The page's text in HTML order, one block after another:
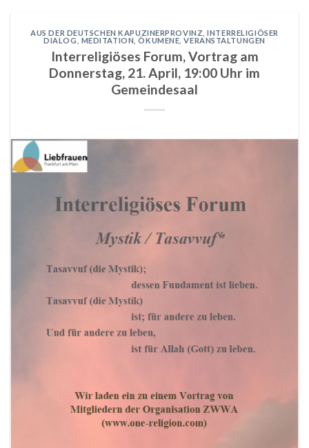
AUS DER DEUTSCHEN KAPUZINERPROVINZ ,INTERRELIGIÖSER
DIALOG
MEDITATION ,ÖKUMENE ,VERANSTALTUNGEN
Interreligiöses Forum, Vortrag am
Donnerstag, 21. April, 19:00 Uhr im
Gemeindesaal